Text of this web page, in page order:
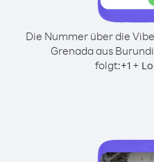
Die Nummer über die
Grenada aus
folgt:+1 +